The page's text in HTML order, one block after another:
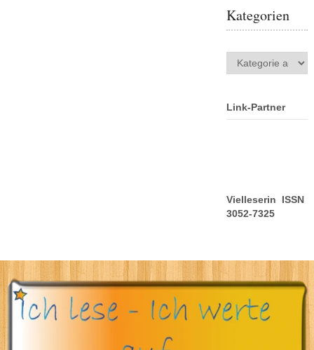
Kategorien
Kategorien
Link-Partner
Vielleserin ISSN
3052-7325